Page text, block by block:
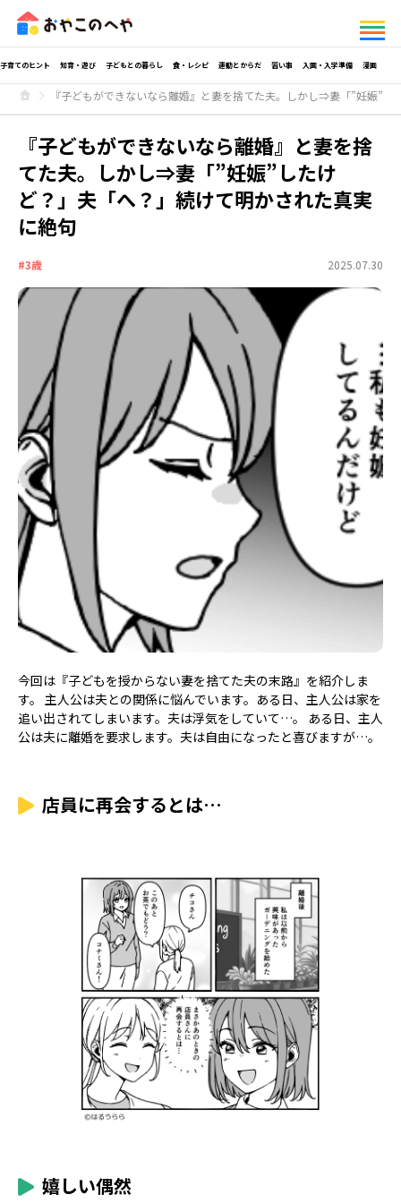
子育てのヒント 知育・遊び 子どもとの暮らし 食・レシピ 運動とからだ 習い事 入園・入学準備 漫画
『子どもができないなら離婚』と妻を捨てた夫。しかし⇒妻「”妊娠”
『子どもができないなら離婚』と妻を捨
てた夫。しかし⇒妻「”妊娠”したけ
ど？」夫「へ？」続けて明かされた真実
に絶句
#3歳 2025.07.30
今回は『子どもを授からない妻を捨てた夫の末路』を紹介しま
す。 主人公は夫との関係に悩んでいます。ある日、主人公は家を
追い出されてしまいます。夫は浮気をしていて…。 ある日、主人
公は夫に離婚を要求します。夫は自由になったと喜びますが…。
店員に再会するとは…
嬉しい偶然